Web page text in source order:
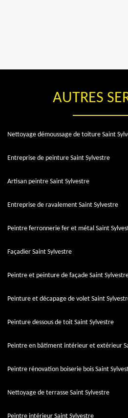
AUTRES
Nettoyage démoussage de toiture Saint
Entreprise de peinture Saint Sylvestre
Artisan peintre Saint Sylvestre
Entreprise de ravalement Saint Sylvestre
Peintre ferronnerie fer et métal Saint
Façadier Saint Sylvestre
Peintre et peinture de façade Saint
Peinture et décapage de volet Saint
Peinture dessous de toit Saint Sylvestre
Peintre en bâtiment intérieur et extérieur
Peintre rénovation boiserie bois Saint
Nettoyage de terrasse Saint Sylvestre
Peintre intérieur Saint Sylvestre